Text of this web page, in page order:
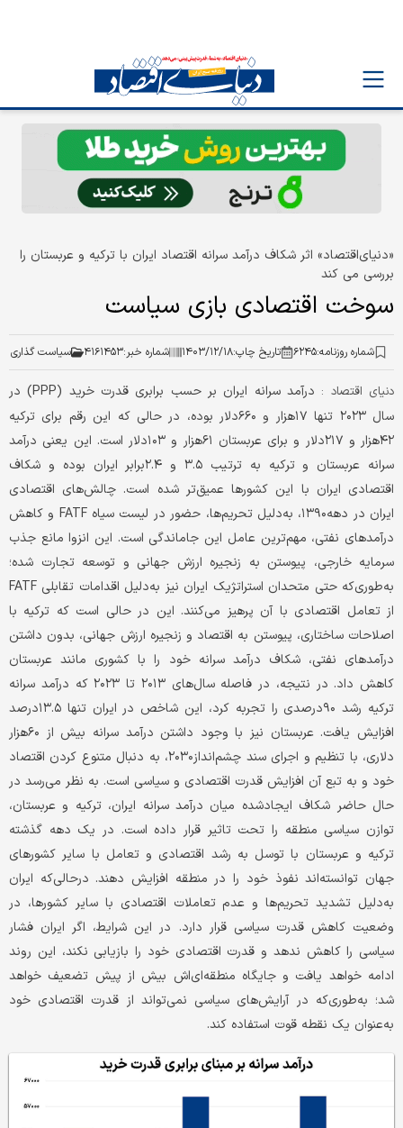
«دنیای‌اقتصاد» اثر شکاف درآمد سرانه اقتصاد ایران با ترکیه و عربستان را
بررسی می کند
سوخت اقتصادی بازی سیاست
شماره روزنامه:۶۲۴۵ تاریخ چاپ:۱۴۰۳/۱۲/۱۸ شماره خبر:۴۱۶۱۴۵۳ سیاست گذاری
دنیای اقتصاد :
درآمد سرانه ایران بر حسب برابری قدرت خرید (PPP) در
سال ۲۰۲۳ تنها ۱۷هزار و ۶۶۰دلار بوده، در حالی که این رقم برای ترکیه
۴۲هزار و ۲۱۷دلار و برای عربستان ۶۱هزار و ۱۰۳دلار است. این یعنی درآمد
سرانه عربستان و ترکیه به ترتیب ۳.۵ و ۲.۴برابر ایران بوده و شکاف
اقتصادی ایران با این کشورها عمیق‌تر شده است. چالش‌های اقتصادی
ایران در دهه۱۳۹۰، به‌دلیل تحریم‌ها، حضور در لیست سیاه FATF و کاهش
درآمدهای نفتی، مهم‌ترین عامل این جاماندگی است. این انزوا مانع جذب
سرمایه خارجی، پیوستن به زنجیره ارزش جهانی و توسعه تجارت شده؛
به‌طوری‌که حتی متحدان استراتژیک ایران نیز به‌دلیل اقدامات تقابلی FATF
از تعامل اقتصادی با آن پرهیز می‌کنند. این در حالی است که ترکیه با
اصلاحات ساختاری، پیوستن به اقتصاد و زنجیره ارزش جهانی، بدون داشتن
درآمد‌های نفتی، شکاف درآمد سرانه خود را با کشوری مانند عربستان
کاهش داد. در نتیجه، در فاصله سال‌های ۲۰۱۳ تا ۲۰۲۳ که درآمد سرانه
ترکیه رشد ۹۰درصدی را تجربه کرد، این شاخص در ایران تنها ۱۳.۵درصد
افزایش یافت. عربستان نیز با وجود داشتن درآمد سرانه بیش از ۶۰هزار
دلاری، با تنظیم و اجرای سند چشم‌انداز۲۰۳۰، به دنبال متنوع کردن اقتصاد
خود و به تبع آن افزایش قدرت اقتصادی و سیاسی است. به نظر می‌رسد در
حال حاضر شکاف ایجادشده میان درآمد سرانه ایران، ترکیه و عربستان،
توازن سیاسی منطقه را تحت تاثیر قرار داده است. در یک دهه گذشته
ترکیه و عربستان با توسل به رشد اقتصادی و تعامل با سایر کشورهای
جهان توانسته‌اند نفوذ خود را در منطقه افزایش دهند. درحالی‌که ایران
به‌دلیل تشدید تحریم‌ها و عدم تعاملات اقتصادی با سایر کشورها، در
وضعیت کاهش قدرت سیاسی قرار دارد. در این شرایط، اگر ایران فشار
سیاسی را کاهش ندهد و قدرت اقتصادی خود را بازیابی نکند، این روند
ادامه خواهد یافت و جایگاه منطقه‌ای‌اش بیش از پیش تضعیف خواهد
شد؛ به‌طوری‌که در آرایش‌های سیاسی نمی‌تواند از قدرت اقتصادی خود
به‌عنوان یک نقطه قوت استفاده کند.